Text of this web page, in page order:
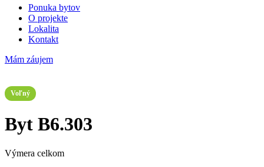
Ponuka bytov
O projekte
Lokalita
Kontakt
Mám záujem
Voľný
Byt B6.303
Výmera celkom